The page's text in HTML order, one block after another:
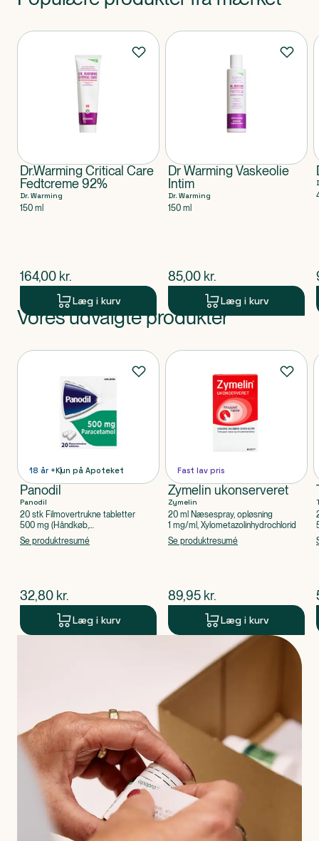
Produkter
Dr.Warming Critical Care
Fedtcreme 92%
Dr. Warming
150 ml
$nuværende pris
164,00 kr.
Læg i kurv
Dr Warming Vaskeolie
Intim
Dr. Warming
150 ml
$nuværende pris
85,00 kr.
Læg i kurv
Produkt 1 af 0
Vores udvalgte produkter
Produkter
18 år +Kun på Apoteket
Panodil
Panodil
20 stk Filmovertrukne tabletter
500 mg (Håndkøb,
apoteksforbeholdt), Paracetamol
Se produktresumé
$nuværende pris
32,80 kr.
Læg i kurv
Fast lav pris
Zymelin ukonserveret
Zymelin
20 ml Næsespray, opløsning
1 mg/ml, Xylometazolinhydrochlorid
Se produktresumé
$nuværende pris
89,95 kr.
Læg i kurv